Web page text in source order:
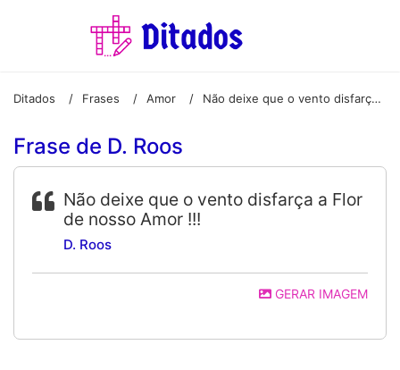
Ditados / Frases / Amor / Não deixe que o vento disfarça a Flor de nosso Amor !!!
Frase de D. Roos
Não deixe que o vento disfarça a Flor
de nosso Amor !!!
D. Roos
GERAR IMAGEM